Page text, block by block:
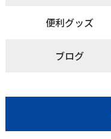
便利グッズ
ブログ